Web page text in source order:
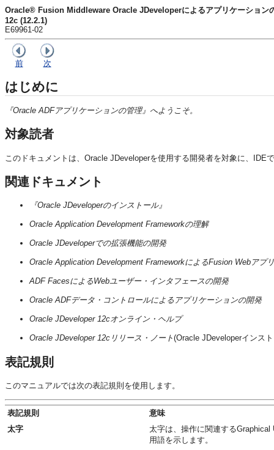
Oracle® Fusion Middleware Oracle JDeveloperによるアプリケーション
12c (12.2.1)
E69961-02
前 次
はじめに
『Oracle ADFアプリケーションの管理』 へようこそ。
対象読者
このドキュメントは、 Oracle JDeveloperを使用する開発者を対象に、IDE
関連ドキュメント
『Oracle JDeveloperのインストール』
Oracle Application Development Frameworkの理解
Oracle JDeveloperでの拡張機能の開発
Oracle Application Development FrameworkによるFusion Webアプ
ADF FacesによるWebユーザー・インタフェースの開発
Oracle ADFデータ・コントロールによるアプリケーションの開発
Oracle JDeveloper12cオンライン・ヘルプ
Oracle JDeveloper12cリリース・ノート(Oracle JDeveloperインス
表記規則
このマニュアルでは次の表記規則を使用します。
表記規則
意味
太字
太字は、操作に関連する
用語を示します。